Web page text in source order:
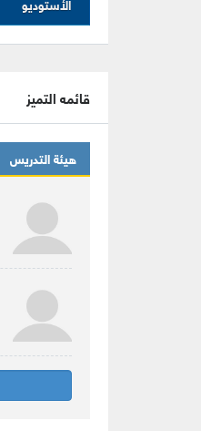
قائمه التميز
هيئة التدريس